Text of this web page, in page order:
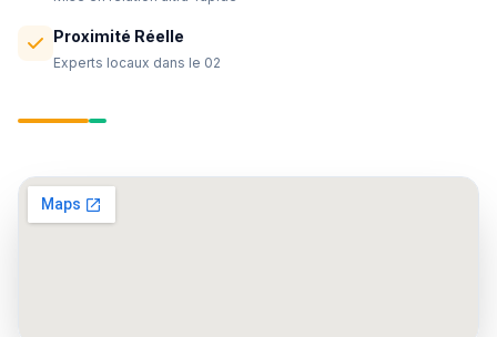
Proximité Réelle
Experts locaux dans le 02